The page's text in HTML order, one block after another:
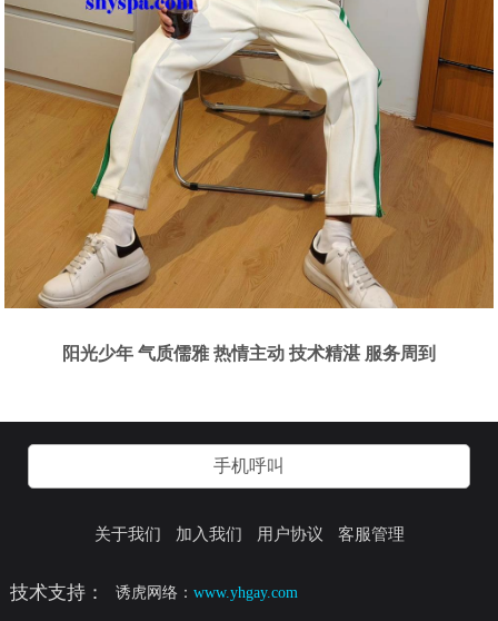
阳光少年 气质儒雅 热情主动 技术精湛 服务周到
手机呼叫
关于我们 加入我们 用户协议 客服管理
技术支持： 诱虎网络：www.yhgay.com